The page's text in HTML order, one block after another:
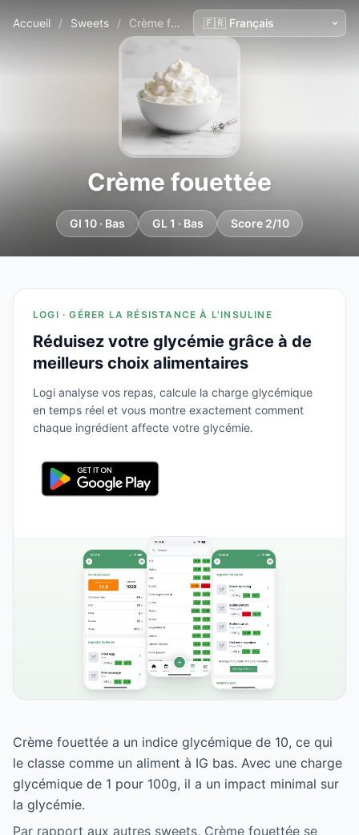
Accueil / Sweets / Crème fouettée
Crème fouettée
GI 10 · Bas GL 1 · Bas Score 2/10
LOGI · GÉRER LA RÉSISTANCE À L'INSULINE
Réduisez votre glycémie grâce à de
meilleurs choix alimentaires
Logi analyse vos repas, calcule la charge glycémique
en temps réel et vous montre exactement comment
chaque ingrédient affecte votre glycémie.
Crème fouettée a un indice glycémique de 10, ce qui
le classe comme un aliment à IG bas. Avec une charge
glycémique de 1 pour 100g, il a un impact minimal sur
la glycémie.
Par rapport aux autres sweets, Crème fouettée se